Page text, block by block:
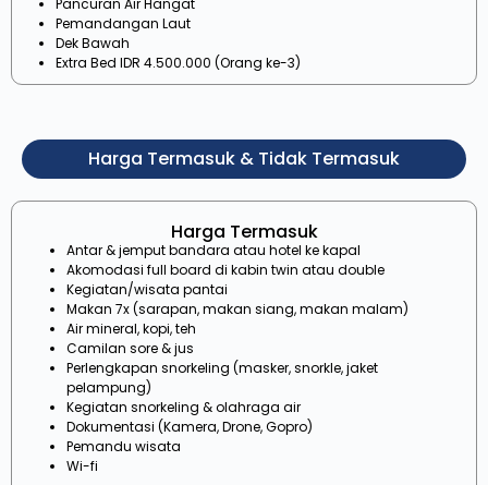
Pancuran Air Hangat
Pemandangan Laut
Dek Bawah
Extra Bed IDR 4.500.000 (Orang ke-3)
Harga Termasuk & Tidak Termasuk
Harga Termasuk
Antar & jemput bandara atau hotel ke kapal
Akomodasi full board di kabin twin atau double
Kegiatan/wisata pantai
Makan 7x (sarapan, makan siang, makan malam)
Air mineral, kopi, teh
Camilan sore & jus
Perlengkapan snorkeling (masker, snorkle, jaket
pelampung)
Kegiatan snorkeling & olahraga air
Dokumentasi (Kamera, Drone, Gopro)
Pemandu wisata
Wi-fi